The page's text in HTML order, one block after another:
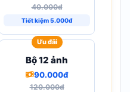
40.000đ
Tiết kiệm 5.000đ
Ưu đãi
Bộ 12 ảnh
90.000đ
120.000đ